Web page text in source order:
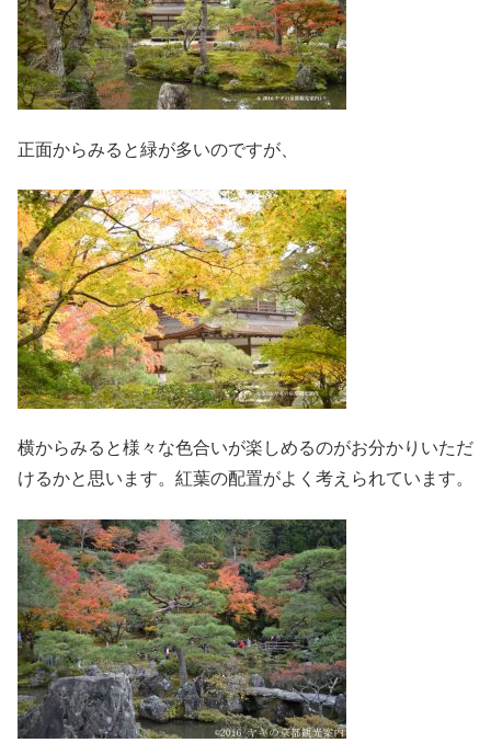
正面からみると緑が多いのですが、
横からみると様々な色合いが楽しめるのがお分かりいただ
けるかと思います。紅葉の配置がよく考えられています。